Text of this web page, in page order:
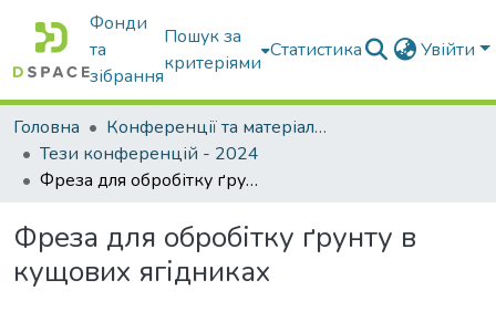
Фонди
та
зібрання
Пошук за
критеріями
Статистика Увійти
Головна
Конференції та матеріали конференцій
Тези конференцій - 2024
Фреза для обробітку ґрунту в кущових ягідниках
Фреза для обробітку ґрунту в
кущових ягідниках